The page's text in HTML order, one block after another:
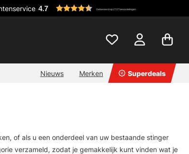
4.7 Gebaseerd op 2737 beoordelingen
Nieuws Merken Superdeals
of als u een onderdeel van uw bestaande stinger
verzameld, zodat je gemakkelijk kunt vinden wat je